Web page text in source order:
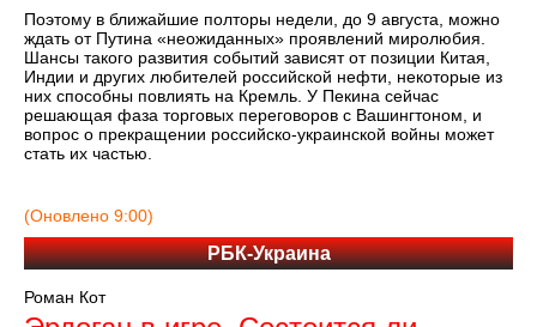
Поэтому в ближайшие полторы недели, до 9 августа, можно
ждать от Путина «неожиданных» проявлений миролюбия.
Шансы такого развития событий зависят от позиции Китая,
Индии и других любителей российской нефти, некоторые из
них способны повлиять на Кремль. У Пекина сейчас
решающая фаза торговых переговоров с Вашингтоном, и
вопрос о прекращении российско-украинской войны может
стать их частью.
(Оновлено 9:00)
РБК-Украина
Роман Кот